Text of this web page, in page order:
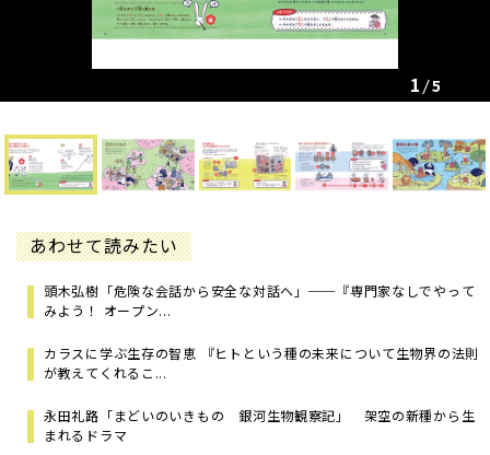
1 5
あわせて読みたい
頭木弘樹「危険な会話から安全な対話へ」──『専門家なしでやって
みよう！ オープン...
カラスに学ぶ生存の智恵 『ヒトという種の未来について生物界の法則
が教えてくれるこ...
永田礼路「まどいのいきもの 銀河生物観察記」 架空の新種から生
まれるドラマ